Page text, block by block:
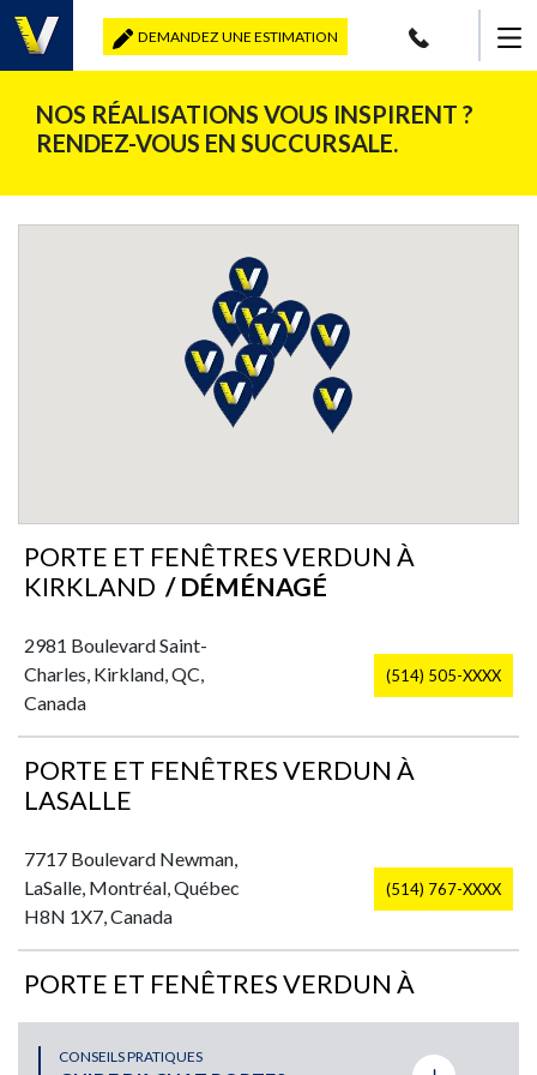
DEMANDEZ UNE ESTIMATION
NOS RÉALISATIONS VOUS INSPIRENT ?
RENDEZ-VOUS EN SUCCURSALE.
PORTE ET FENÊTRES VERDUN À
KIRKLAND / DÉMÉNAGÉ
2981 Boulevard Saint-
Charles, Kirkland, QC,
Canada
(514) 505-XXXX
PORTE ET FENÊTRES VERDUN À
LASALLE
7717 Boulevard Newman,
LaSalle, Montréal, Québec
H8N 1X7, Canada
(514) 767-XXXX
PORTE ET FENÊTRES VERDUN À
CONSEILS PRATIQUES